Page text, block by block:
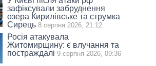
зафіксували забруднення
озера Кирилівське та струмка
Сирець 8 серпня 2026, 21:12
Росія атакувала
Житомирщину: є влучання та
постраждалі 9 серпня 2026, 09:36